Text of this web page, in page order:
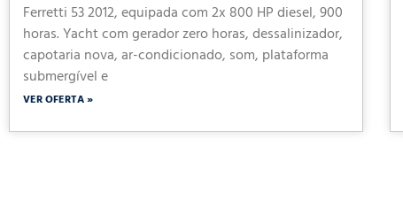
Ferretti 53 2012, equipada com 2x 800 HP diesel, 900
horas. Yacht com gerador zero horas, dessalinizador,
capotaria nova, ar-condicionado, som, plataforma
submergível e
VER OFERTA »